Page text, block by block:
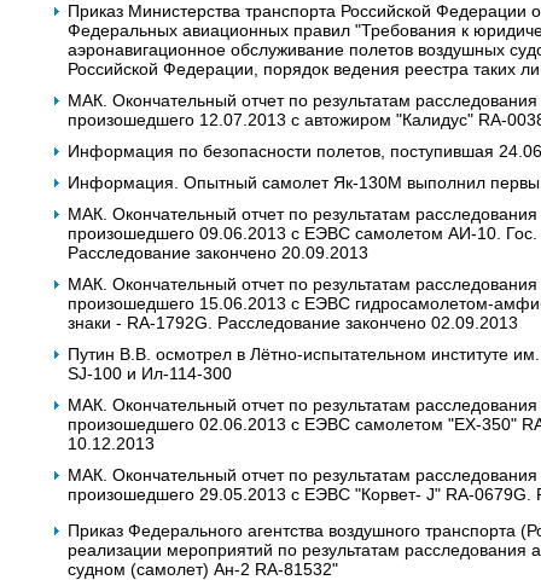
Приказ Министерства транспорта Российской
Федеральных авиационных правил "Требования к
аэронавигационное обслуживание полетов воздушных
Российской Федерации, порядок ведения реестра таких
МАК. Окончательный отчет по результатам
произошедшего 12.07.2013 с автожиром "Калидус" RA-
Информация по безопасности полетов, поступившая
Информация. Опытный самолет Як-130М выполнил
МАК. Окончательный отчет по результатам
произошедшего 09.06.2013 с ЕЭВС самолетом АИ-10. Гос.
Расследование закончено 20.09.2013
МАК. Окончательный отчет по результатам
произошедшего 15.06.2013 с ЕЭВС гидросамолетом-
знаки - RA-1792G. Расследование закончено 02.09.2013
Путин В.В. осмотрел в Лётно-испытательном
SJ-100 и Ил-114-300
МАК. Окончательный отчет по результатам
произошедшего 02.06.2013 c ЕЭВС самолетом "EX-350"
10.12.2013
МАК. Окончательный отчет по результатам
произошедшего 29.05.2013 с ЕЭВС "Корвет- J" RA-0679G.
Приказ Федерального агентства воздушного
реализации мероприятий по результатам
судном (самолет) Ан-2 RA-81532"